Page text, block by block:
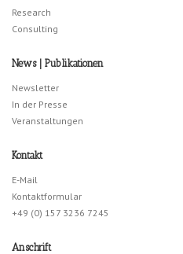
Research
Consulting
News | Publikationen
Newsletter
In der Presse
Veranstaltungen
Kontakt
E-Mail
Kontaktformular
+49 (0) 157 3236 7245
Anschrift